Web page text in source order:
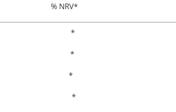
% NRV*
mg *
mg *
mg *
mg *